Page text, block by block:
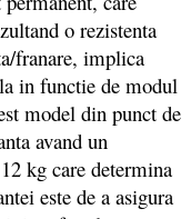
o rezistenta
franare, implica
in functie de modul
model din punct de
avand un
kg care determina
este de a asigura